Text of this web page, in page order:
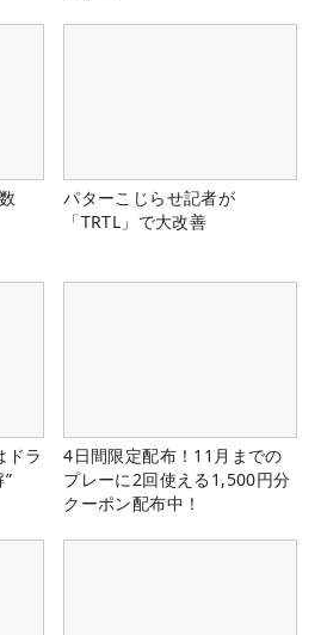
パターこじらせ記者が
「TRTL」で大改善
ドラ
4日間限定配布！11月までの
プレーに2回使える1,500円分
クーポン配布中！